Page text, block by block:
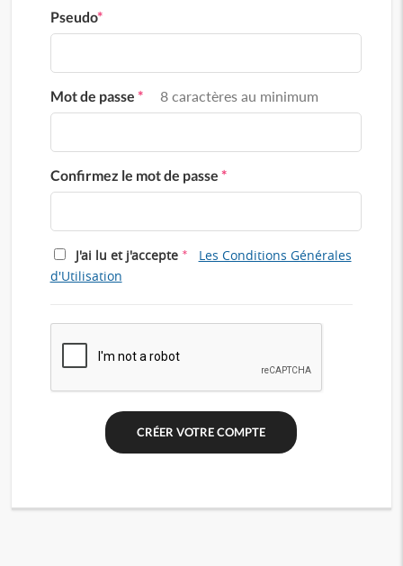
Pseudo*
Mot de passe * 8 caractères au minimum
Confirmez le mot de passe *
J'ai lu et j'accepte *
Les Conditions Générales
d'Utilisation